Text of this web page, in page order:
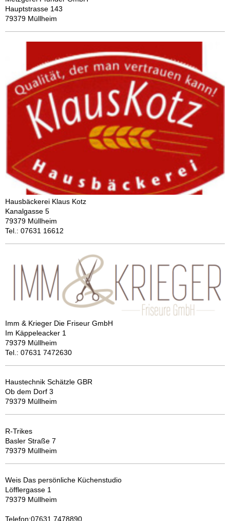
Hauptstrasse 143
79379 Müllheim
Hausbäckerei Klaus Kotz
Kanalgasse 5
79379 Müllheim
Tel.: 07631 16612
Imm & Krieger Die Friseur GmbH
Im Käppeleacker 1
79379 Müllheim
Tel.: 07631 7472630
Haustechnik Schätzle GBR
Ob dem Dorf 3
79379 Müllheim
R-Trikes
Basler Straße 7
79379 Müllheim
Weis Das persönliche Küchenstudio
Löfflergasse 1
79379 Müllheim
Telefon:07631 7478890